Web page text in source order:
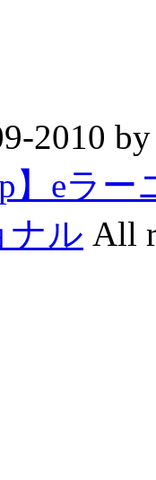
2010
】eラ
ナル All